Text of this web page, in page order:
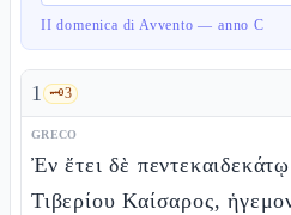
II domenica di Avvento — anno C
1 🗝️3
GRECO
Ἐν ἔτει δὲ
Τιβερίου Καίσαρος,